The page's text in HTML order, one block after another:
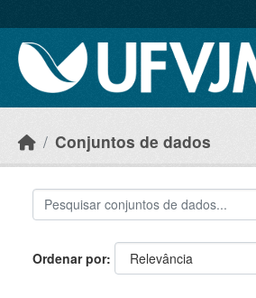
Conjuntos de dados
Ordenar por